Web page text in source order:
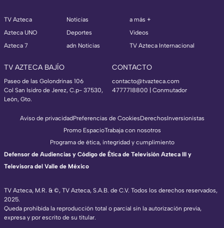
TV Azteca
Azteca UNO
Azteca 7
Noticias
Deportes
adn Noticias
a más +
Videos
TV Azteca Internacional
TV AZTECA BAJÍO
Paseo de las Golondrinas 106
Col San Isidro de Jerez, C.p- 37530,
León, Gto.
CONTACTO
contacto@tvazteca.com
4777718800 | Conmutador
TV Azteca, M.R. & ©, TV Azteca, S.A.B. de C.V. Todos los derechos reservados,
2025.
Queda prohibida la reproducción total o parcial sin la autorización previa,
expresa y por escrito de su titular.
Aviso de privacidadPreferencias de CookiesDerechosInversionistas
Promo EspacioTrabaja con nosotros
Programa de ética, integridad y cumplimiento
Defensor de Audiencias y Código de Ética de Televisión Azteca III y
Televisora del Valle de México